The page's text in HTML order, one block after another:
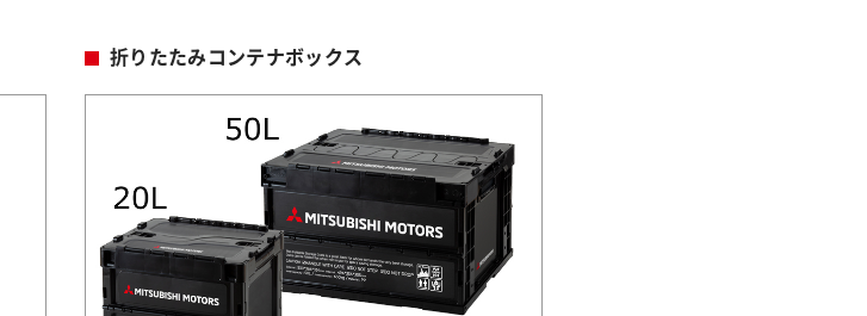
折りたたみコンテナボックス